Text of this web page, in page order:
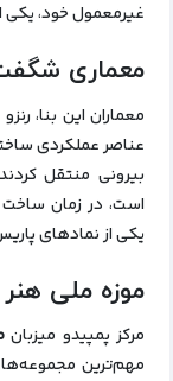
غیرمعمول خود، یکی
معماری
معماران این بنا،
عناصر عملکردی
بیرونی منتقل
است، در زمان ساخت
یکی از نمادهای
موزه ملی
مرکز پمپیدو میزبان
مهم‌ترین